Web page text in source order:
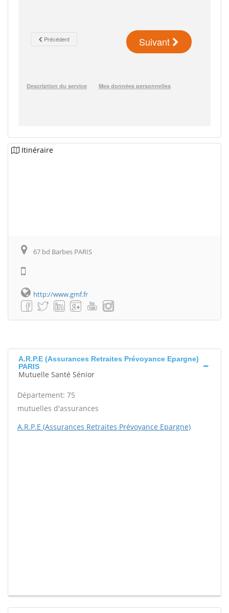
Itinéraire
67 bd Barbes PARIS
http://www.gmf.fr
A.R.P.E (Assurances Retraites Prévoyance Epargne)
PARIS
Mutuelle Santé Sénior
Département: 75
mutuelles d'assurances
A.R.P.E (Assurances Retraites Prévoyance Epargne)